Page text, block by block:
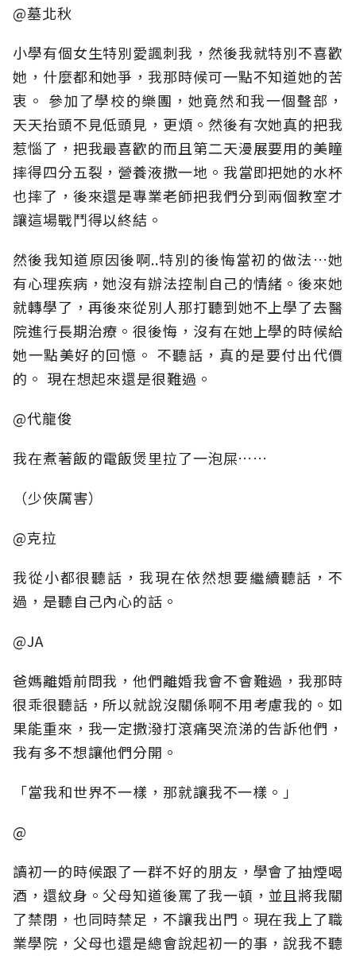
@墓北秋
小學有個女生特別愛諷刺我，然後我就特別不喜歡
她，什麼都和她爭，我那時候可一點不知道她的苦
衷。 參加了學校的樂團，她竟然和我一個聲部，
天天抬頭不見低頭見，更煩。然後有次她真的把我
惹惱了，把我最喜歡的而且第二天漫展要用的美瞳
摔得四分五裂，營養液撒一地。我當即把她的水杯
也摔了，後來還是專業老師把我們分到兩個教室才
讓這場戰鬥得以終結。
然後我知道原因後啊..特別的後悔當初的做法…她
有心理疾病，她沒有辦法控制自己的情緒。後來她
就轉學了，再後來從別人那打聽到她不上學了去醫
院進行長期治療。很後悔，沒有在她上學的時候給
她一點美好的回憶。 不聽話，真的是要付出代價
的。 現在想起來還是很難過。
@代龍俊
我在煮著飯的電飯煲里拉了一泡屎……
（少俠厲害）
@克拉
我從小都很聽話，我現在依然想要繼續聽話，不
過，是聽自己內心的話。
@JA
爸媽離婚前問我，他們離婚我會不會難過，我那時
很乖很聽話，所以就說沒關係啊不用考慮我的。如
果能重來，我一定撒潑打滾痛哭流涕的告訴他們，
我有多不想讓他們分開。
「當我和世界不一樣，那就讓我不一樣。」
@
讀初一的時候跟了一群不好的朋友，學會了抽煙喝
酒，還紋身。父母知道後罵了我一頓，並且將我關
了禁閉，也同時禁足，不讓我出門。現在我上了職
業學院，父母也還是總會說起初一的事，說我不聽